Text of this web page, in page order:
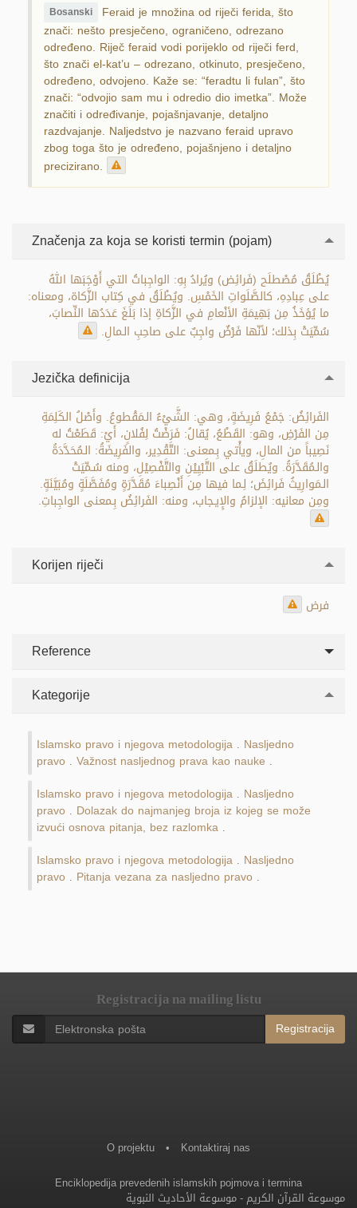
Bosanski Feraid je množina od riječi ferida, što
znači: nešto presječeno, ograničeno, odrezano
određeno. Riječ feraid vodi porijeklo od riječi ferd,
što znači el-kat’u – odrezano, otkinuto, presječeno,
određeno, odvojeno. Kaže se: “feradtu li fulan”, što
znači: “odvojio sam mu i odredio dio imetka”. Može
značiti i određivanje, pojašnjavanje, detaljno
razdvajanje. Naljedstvo je nazvano feraid upravo
zbog toga što je određeno, pojašnjeno i detaljno
precizirano.
Značenja za koja se koristi termin (pojam)
يُطْلَقُ مُصْطلَح (فَرائِض) ويُرادُ بِهِ: الواجِباتُ التي أَوْجَبَها اللهُ
على عِبادِهِ، كالصَّلَواتِ الخَمْسِ. ويُطْلَقُ في كِتاب الزَّكاة، ومعناه:
ما يُؤخَذُ مِن بَهِيمَةِ الأنْعامِ في الزَّكاةِ إذا بَلَغَ عَدَدُها النِّصابَ،
سُمِّيَتْ بِذلك؛ لأنّها فَرْضٌ واجِبٌ على صاحِبِ الـمالِ.
Jezička definicija
الفَرائِضُ: جَمْعُ فَرِيضَةٍ، وهي: الشَّيْءُ الـمَقْطوعُ. وأَصْلُ الكَلِمَةِ
مِن الفَرْضِ، وهو: القَطْعُ، يُقالُ: فَرَضْتُ لِفُلانٍ، أَيْ: قَطَعْتُ له
نَصِيباً من المالِ، ويأْتي بِـمعنى: التَّقْدِير، والفَرِيضَةُ: الـمُحَدَّدَةُ
والـمُقَدَّرَةُ. ويُطلَقُ على التَّبْيِيْنِ والتَّفْصِيْلِ، ومنه سُـمِّيَتْ
الـمَوارِيثُ فَرائِضَ؛ لِـما فيها مِن أَنْصِباءَ مُقَدَّرَةٍ ومُفَصَّلَةٍ ومُبَيَّنَةٍ.
ومِن معانيه: الإلزامُ والإِيـجاب، ومنه: الفَرائِضُ بِـمعنى الواجِباتِ.
Korijen riječi
فرض
Reference
Kategorije
Islamsko pravo i njegova metodologija Nasljedno
pravo Važnost nasljednog prava kao nauke
Islamsko pravo i njegova metodologija Nasljedno
pravo Dolazak do najmanjeg broja iz kojeg se može
izvući osnova pitanja, bez razlomka
Islamsko pravo i njegova metodologija Nasljedno
pravo Pitanja vezana za nasljedno pravo
Registracija na mailing listu
Registracija
O projektu •
Kontaktiraj nas
Enciklopedija prevedenih islamskih pojmova i termina
موسوعة القرآن الكريم -موسوعة الأحاديث النبوية